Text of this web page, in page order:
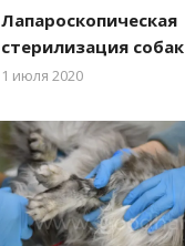
Лапароскопическая
стерилизация
1 июля 2020